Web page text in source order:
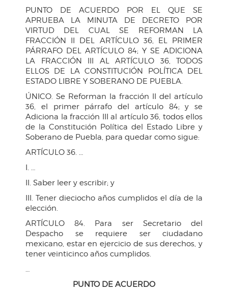
PUNTO DE ACUERDO POR EL QUE SE
APRUEBA LA MINUTA DE DECRETO POR
VIRTUD DEL CUAL SE REFORMAN LA
FRACCIÓN II DEL ARTÍCULO 36, EL PRIMER
PÁRRAFO DEL ARTÍCULO 84; Y SE ADICIONA
LA FRACCIÓN III AL ARTÍCULO 36, TODOS
ELLOS DE LA CONSTITUCIÓN POLÍTICA DEL
ESTADO LIBRE Y SOBERANO DE PUEBLA.
ÚNICO. Se Reforman la fracción II del artículo
36, el primer párrafo del artículo 84; y se
Adiciona la fracción III al artículo 36, todos ellos
de la Constitución Política del Estado Libre y
Soberano de Puebla, para quedar como sigue:
ARTÍCULO 36. …
I. …
II. Saber leer y escribir; y
III. Tener dieciocho años cumplidos el día de la
elección.
ARTÍCULO 84. Para ser Secretario del
Despacho se requiere ser ciudadano
mexicano, estar en ejercicio de sus derechos, y
tener veinticinco años cumplidos.
PUNTO DE ACUERDO